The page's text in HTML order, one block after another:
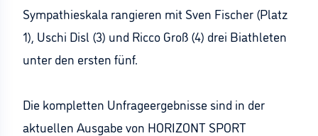
Sympathieskala rangieren mit Sven Fischer (Platz
1), Uschi Disl (3) und Ricco Groß (4) drei Biathleten
unter den ersten fünf.
Die kompletten Unfrageergebnisse sind in der
aktuellen Ausgabe von HORIZONT SPORT